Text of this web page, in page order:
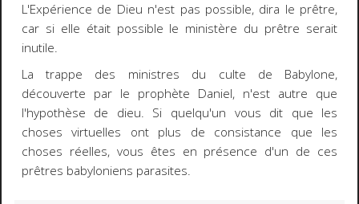
L'Expérience de Dieu n'est pas possible, dira le prêtre,
car si elle était possible le ministère du prêtre serait
inutile.
La trappe des ministres du culte de Babylone,
découverte par le prophète Daniel, n'est autre que
l'hypothèse de dieu. Si quelqu'un vous dit que les
choses virtuelles ont plus de consistance que les
choses réelles, vous êtes en présence d'un de ces
prêtres babyloniens parasites.